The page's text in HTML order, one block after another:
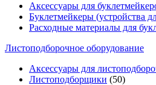
Аксессуары для
Буклетмейкеры (устройства
Расходные материалы для
Листоподборочное оборудование
Аксессуары для
Листоподборщики (50)